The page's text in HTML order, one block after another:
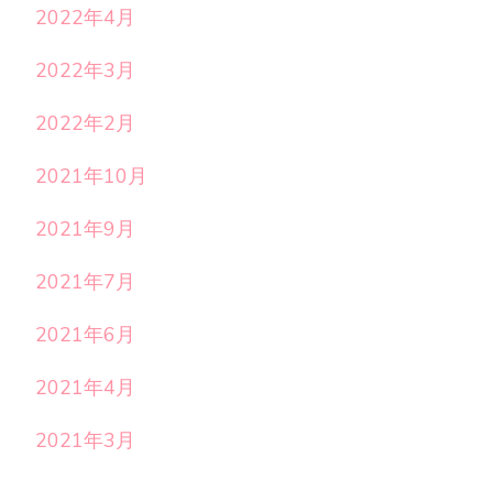
2022年4月
2022年3月
2022年2月
2021年10月
2021年9月
2021年7月
2021年6月
2021年4月
2021年3月